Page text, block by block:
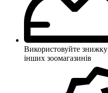
Використовуйте знижку
інших зоомагазинів